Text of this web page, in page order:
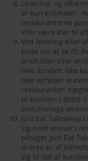
Levering- og
er kun estimater.
restauranterne
eller være klar til
Ved levering eller
bede om at se ID,
produkter eller
Hvis kunden ikke
ikke opfylder
restauranten
til kunden. I dette
annullerings
Just Eat
sig intet ansvar i
påtager Just Eat
ordren er af
sig til det af